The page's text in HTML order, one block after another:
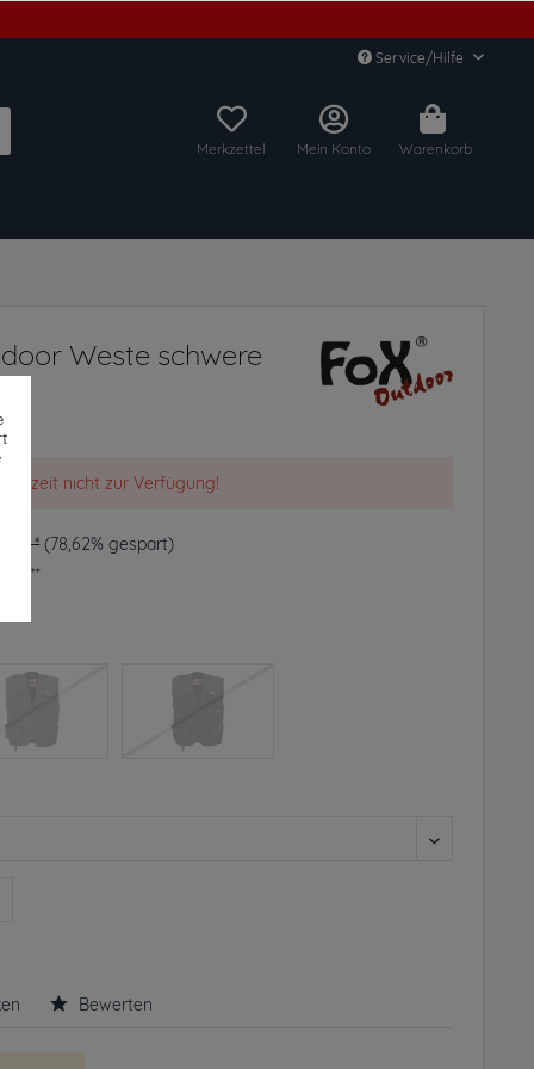
Service/Hilfe
Merkzettel Mein Konto Warenkorb
Weste schwere
nicht zur Verfügung!
€ * (78,62% gespart)
Bewerten